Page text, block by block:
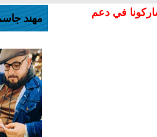
في دعم
مهند